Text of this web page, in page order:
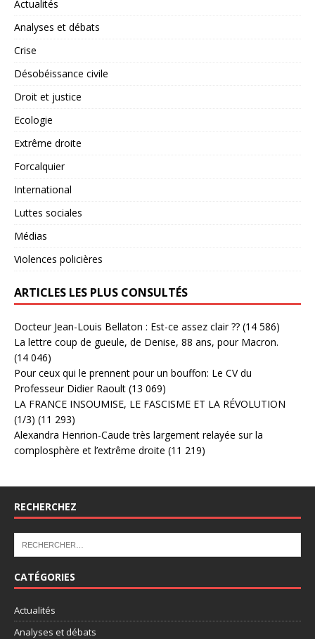
Actualités
Analyses et débats
Crise
Désobéissance civile
Droit et justice
Ecologie
Extrême droite
Forcalquier
International
Luttes sociales
Médias
Violences policières
ARTICLES LES PLUS CONSULTÉS
Docteur Jean-Louis Bellaton : Est-ce assez clair ?? (14 586)
La lettre coup de gueule, de Denise, 88 ans, pour Macron.
(14 046)
Pour ceux qui le prennent pour un bouffon: Le CV du
Professeur Didier Raoult (13 069)
LA FRANCE INSOUMISE, LE FASCISME ET LA RÉVOLUTION
(1/3) (11 293)
Alexandra Henrion-Caude très largement relayée sur la
complosphère et l’extrême droite (11 219)
RECHERCHEZ
CATÉGORIES
Actualités
Analyses et débats